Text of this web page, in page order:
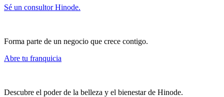
Sé un consultor Hinode.
Forma parte de un negocio que crece contigo.
Abre tu franquicia
Descubre el poder de la belleza y el bienestar de Hinode.